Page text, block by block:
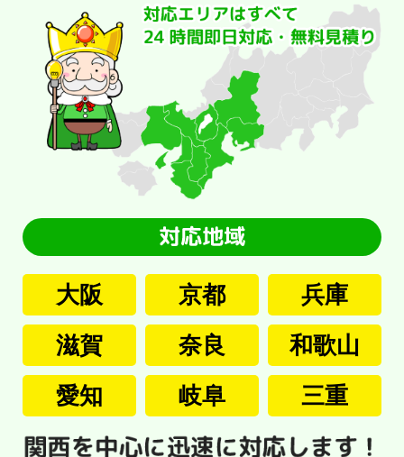
大阪 京都
兵庫
滋賀
奈良
和歌山
愛知
岐阜 三重